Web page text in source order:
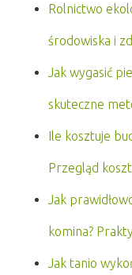
Rolnictwo
środowiska i
Jak wygasić
skuteczne
Ile kosztuje
Przegląd
Jak
komina?
Jak tanio